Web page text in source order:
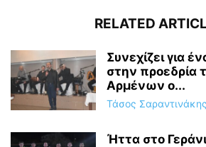
RELATED
Συνεχίζει για
στην προεδρία
Αρμένων ο...
Τάσος Σαραντινάκης
Ήττα στο